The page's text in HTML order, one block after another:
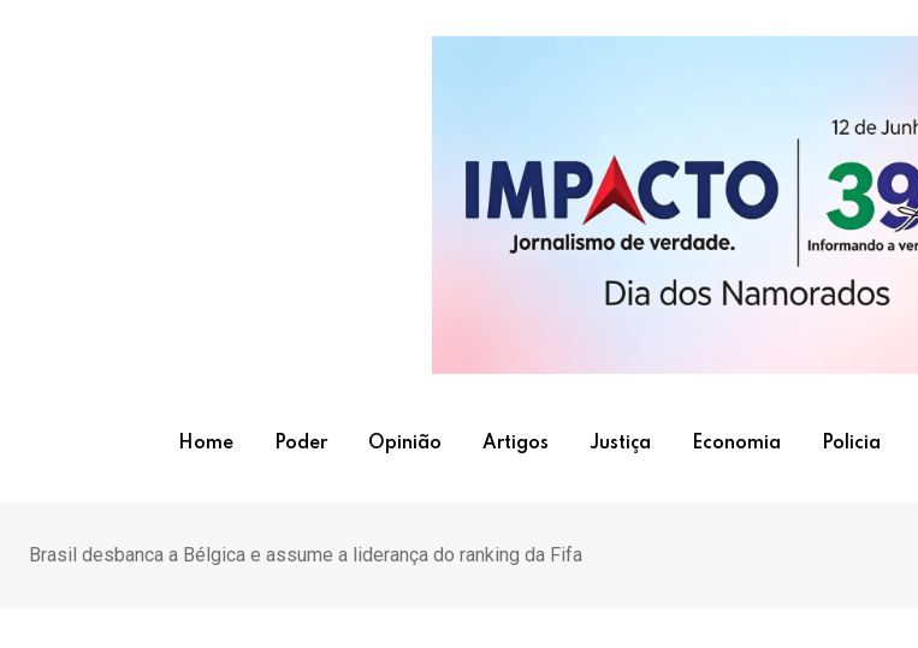
Home Poder Opinião Artigos Justiça Economia Policia
Brasil desbanca a Bélgica e assume a liderança do ranking da Fifa